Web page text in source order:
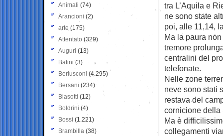
tra L’Aquila e
ne sono state
poi, alle 11,14,
Ma la paura
tremore
centralini del
telefonate.
Nelle zone
neve sono stati
restava del
cornicione della
Ma è
collegamenti
Animali (74)
Arancioni (2)
arte (175)
Attentato (329)
Auguri (13)
Batini (3)
Berlusconi (4.295)
Bersani (234)
Biasotti (12)
Boldrini (4)
Bossi (1.221)
Brambilla (38)